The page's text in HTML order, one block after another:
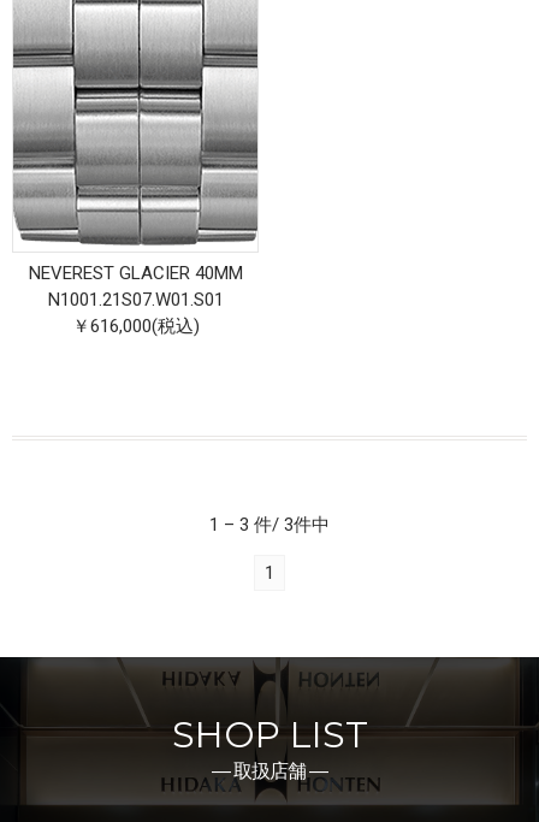
NEVEREST GLACIER 40MM
N1001.21S07.W01.S01
￥616,000(税込)
1 – 3 件/ 3件中
1
SHOP LIST
― 取扱店舗 ―